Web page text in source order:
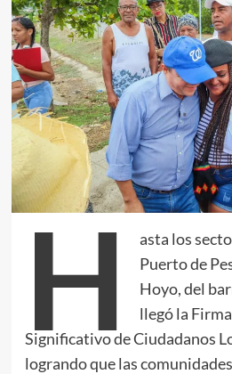
H
asta los
Puerto de
Hoyo, del
llegó la
Significativo de Ciudadanos
logrando que las